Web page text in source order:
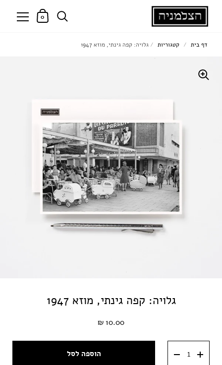
0
גלויה: קפה גינתי, מוזא 1947
10.00 ₪
הוספה לסל
דף בית / קטגוריות / גלויה: קפה גינתי, מוזא 1947